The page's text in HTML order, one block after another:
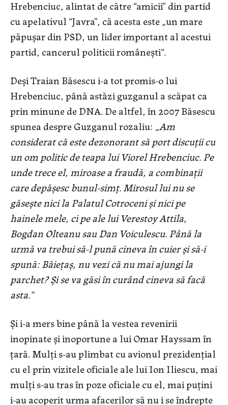
Hrebenciuc, alintat de către “amicii” din partid
cu apelativul “Javra”, că acesta este „un mare
păpușar din PSD, un lider important al acestui
partid, cancerul politicii românești“.
Deși Traian Băsescu i-a tot promis-o lui
Hrebenciuc, până astăzi guzganul a scăpat ca
prin minune de DNA. De altfel, în 2007 Băsescu
spunea despre Guzganul rozaliu: „Am
considerat că este dezonorant să port discuții cu
un om politic de teapa lui Viorel Hrebenciuc. Pe
unde trece el, miroase a fraudă, a combinații
care depășesc bunul-simț. Mirosul lui nu se
găsește nici la Palatul Cotroceni și nici pe
hainele mele, ci pe ale lui Verestoy Attila,
Bogdan Olteanu sau Dan Voiculescu. Până la
urmă va trebui să-l pună cineva în cuier și să-i
spună: Băiețaș, nu vezi că nu mai ajungi la
parchet? Și se va găsi în curând cineva să facă
asta.“
Și i-a mers bine până la vestea revenirii
inopinate și inoportune a lui Omar Hayssam în
țară. Mulți s-au plimbat cu avionul prezidențial
cu el prin vizitele oficiale ale lui Ion Iliescu, mai
mulți s-au tras în poze oficiale cu el, mai puțini
i-au acoperit urma afacerilor să nu i se îndrepte